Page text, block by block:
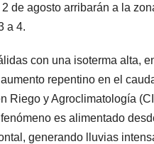
de agosto arribarán a la
a 4.
con una isoterma alta,
repentino en el
Riego y Agroclimatología
es alimentado
generando lluvias